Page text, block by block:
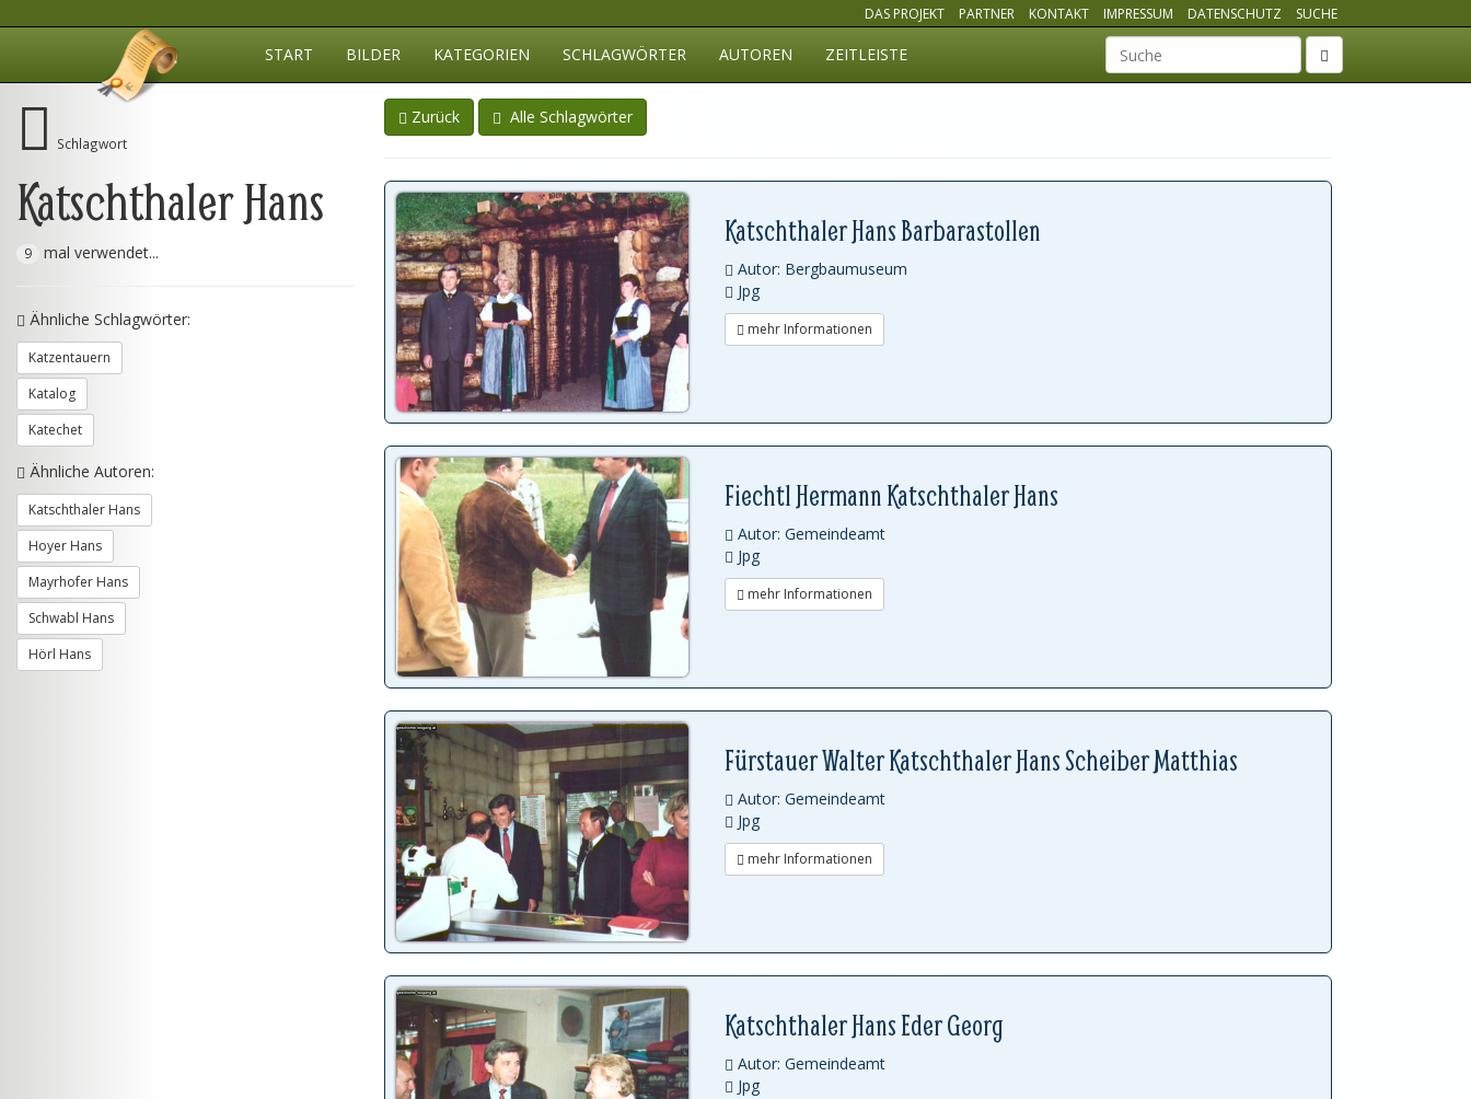
DAS PROJEKT PARTNER KONTAKT IMPRESSUM DATENSCHUTZ SUCHE
START BILDER KATEGORIEN SCHLAGWÖRTER AUTOREN ZEITLEISTE Suchbegriff
Schlagwort
Katschthaler Hans
9 mal verwendet...
Ähnliche Schlagwörter:
Katzentauern
Katalog
Katechet
Ähnliche Autoren:
Katschthaler Hans
Hoyer Hans
Mayrhofer Hans
Schwabl Hans
Hörl Hans
Zurück Alle Schlagwörter
Katschthaler Hans Barbarastollen
Autor: Bergbaumuseum
Jpg
mehr Informationen
Fiechtl Hermann Katschthaler Hans
Autor: Gemeindeamt
Jpg
mehr Informationen
Fürstauer Walter Katschthaler Hans Scheiber Matthias
Autor: Gemeindeamt
Jpg
mehr Informationen
Katschthaler Hans Eder Georg
Autor: Gemeindeamt
Jpg